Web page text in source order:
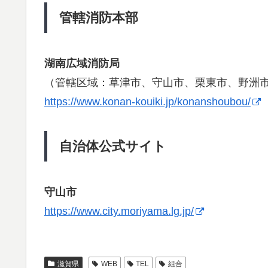
管轄消防本部
湖南広域消防局
（管轄区域：草津市、守山市、栗東市、野洲
https://www.konan-kouiki.jp/konanshoubou/
自治体公式サイト
守山市
https://www.city.moriyama.lg.jp/
滋賀県 WEB TEL 組合